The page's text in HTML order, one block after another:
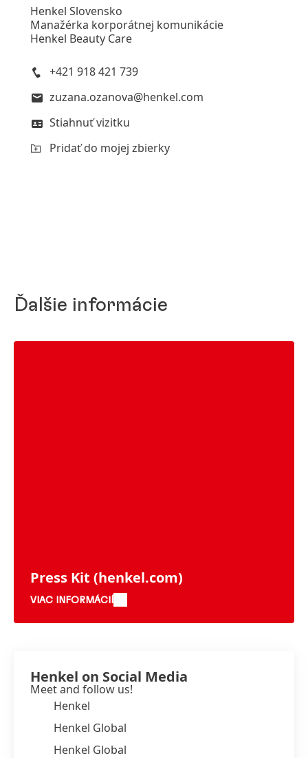
Henkel Slovensko
Manažérka korporátnej komunikácie
Henkel Beauty Care
+421 918 421 739
zuzana.ozanova@henkel.com
Stiahnuť vizitku
Pridať do mojej zbierky
Ďalšie informácie
Press Kit (henkel.com)
VIAC INFORMÁCIÍ
Henkel on Social Media
Meet and follow us!
Henkel
Henkel Global
Henkel Global